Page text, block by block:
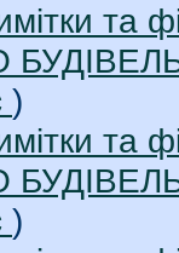
та
)
та
)